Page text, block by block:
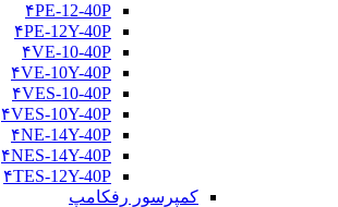
۴PE-12-40P
۴PE-12Y-40P
۴VE-10-40P
۴VE-10Y-40P
۴VES-10-40P
۴VES-10Y-40P
۴NE-14Y-40P
۴NES-14Y-40P
۴TES-12Y-40P
کمپرسور رفکامپ